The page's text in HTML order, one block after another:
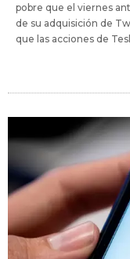
pobre que el viernes
de su adquisición de
que las acciones de